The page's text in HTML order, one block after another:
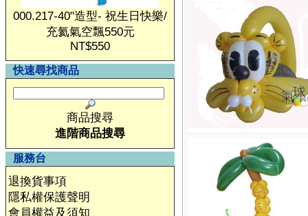
000.217-40"造型- 祝生日快樂/
充氦氣空飄550元
NT$550
快速尋找商品
商品搜尋
進階商品搜尋
服務台
退換貨事項
隱私權保護聲明
會員權益及須知